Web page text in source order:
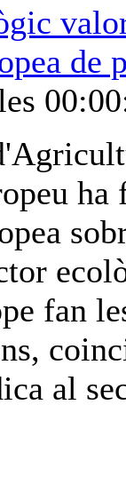
de
fan
al